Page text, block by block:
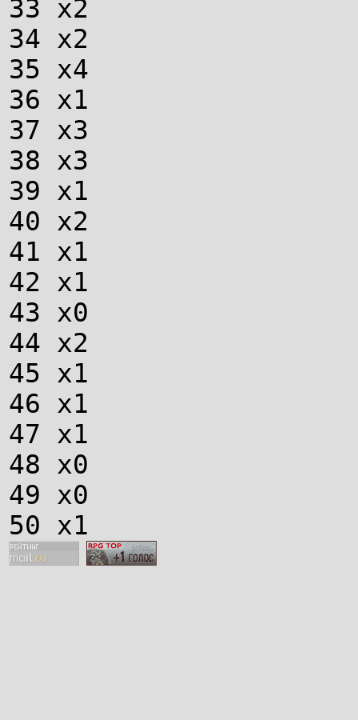
33 х2
34 х2
35 х4
36 х1
37 х3
38 х3
39 х1
40 х2
41 х1
42 х1
43 х0
44 х2
45 х1
46 х1
47 х1
48 х0
49 х0
50 х1